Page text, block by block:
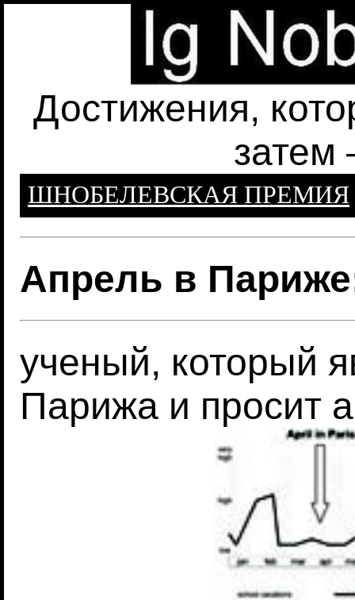
Достижения,
затем
ШНОБЕЛЕВСКАЯ ПРЕМИЯ
Апрель в
ученый, который
Парижа и просит